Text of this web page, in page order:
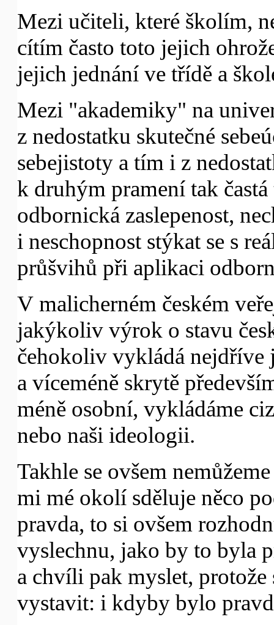
Mezi učiteli, které školím,
cítím často toto jejich
jejich jednání ve třídě a
Mezi "akademiky" na
z nedostatku skutečné
sebejistoty a tím i z
k druhým pramení tak
odbornická zaslepenost,
i neschopnost stýkat se s
průšvihů při aplikaci
V malicherném českém
jakýkoliv výrok o stavu
čehokoliv vykládá nejdříve
a víceméně skrytě
méně osobní, vykládáme
nebo naši ideologii.
Takhle se ovšem
mi mé okolí sděluje něco
pravda, to si ovšem
vyslechnu, jako by to byla
a chvíli pak myslet,
vystavit: i kdyby bylo